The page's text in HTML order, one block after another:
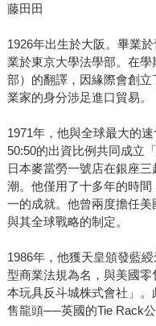
藤田田
1926年出生於大阪。畢業
業於東京大學法學部。在
部）的翻譯，因緣際會創
業家的身分涉足進口貿易。
1971年，他與全球最大的
50:50的出資比例共同成立
日本麥當勞一號店在銀座
潮。他僅用了十多年的時
一的成就。他曾兩度擔任
與其全球戰略的制定。
1986年，他獲天皇頒發藍
型商業法規為名，與美國
本玩具反斗城株式會社」
售龍頭──英國的Tie Rack